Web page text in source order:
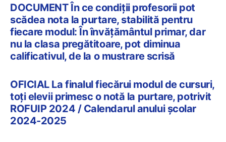
DOCUMENT În ce condiții profesorii pot
scădea nota la purtare, stabilită pentru
fiecare modul: În învățământul primar, dar
nu la clasa pregătitoare, pot diminua
calificativul, de la o mustrare scrisă
OFICIAL La finalul fiecărui modul de cursuri,
toți elevii primesc o notă la purtare, potrivit
ROFUIP 2024 / Calendarul anului școlar
2024-2025